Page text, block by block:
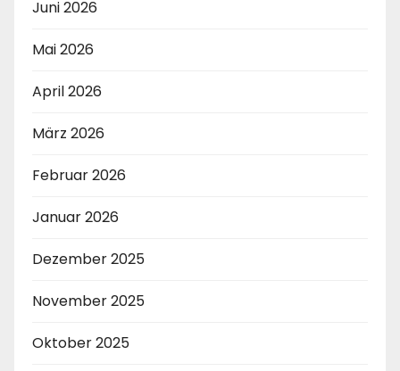
Juni 2026
Mai 2026
April 2026
März 2026
Februar 2026
Januar 2026
Dezember 2025
November 2025
Oktober 2025